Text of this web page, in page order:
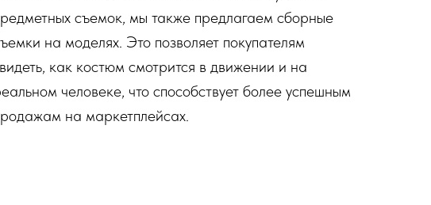
съемок, мы также предлагаем сборные
на моделях. Это позволяет покупателям
как костюм смотрится в движении и на
человеке, что способствует более успешным
на маркетплейсах.